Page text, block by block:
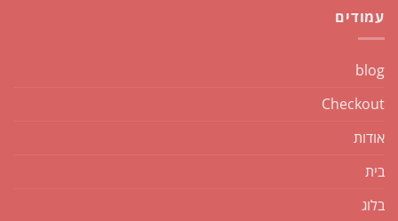
עמודים
blog
Checkout
אודות
בית
בלוג